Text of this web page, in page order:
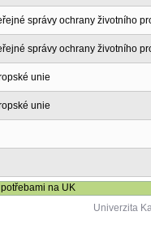
správy ochrany životního
správy ochrany životního
unie
unie
na UK
Univerzita